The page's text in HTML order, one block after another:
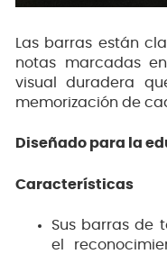
Las barras están
notas marcadas
visual duradera
memorización de
Diseñado para la
Características
Sus barras de
el